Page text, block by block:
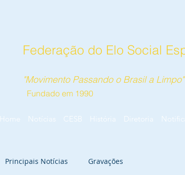
Federação do Elo Social
"Movimento Passando o Brasil a Limpo"
Fundado em 1990
Home Notícias CESB História Diretoria
Principais Notícias Gravações